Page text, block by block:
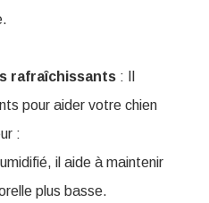
rafraîchissants : Il
pour aider votre chien
:
il aide à maintenir
plus basse.